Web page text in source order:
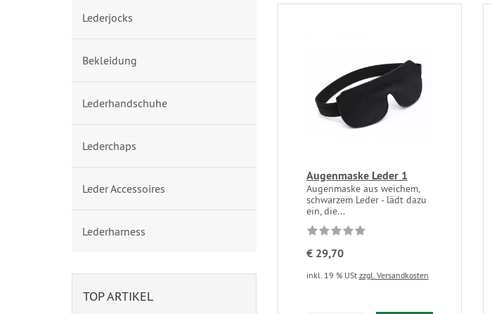
Augenmaske Leder 1
Augenmaske aus weichem,
schwarzem Leder - lädt dazu
ein, die...
€ 29,70
inkl. 19 % USt zzgl. Versandkosten
Lederjocks
Bekleidung
Lederhandschuhe
Lederchaps
Leder Accessoires
Lederharness
TOP ARTIKEL